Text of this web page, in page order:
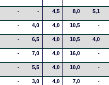
- - 4,5 8,0 5,1
- 4,0 4,0 10,5 -
- 6,5 4,0 10,5 4,0
- 7,0 4,0 16,0 -
- 5,5 4,0 10,0 -
- 3,0 4,0 7,0 -